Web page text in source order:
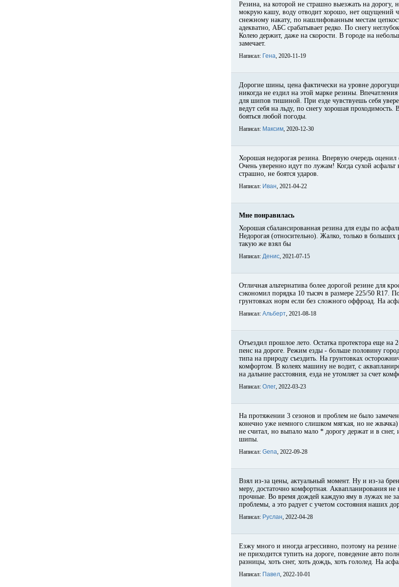
Резина, на которой не страшно выезжать на
мокрую кашу, воду отводит хорошо, нет ощущений
снежному накату, по нашлифованным местам
адекватно, АБС срабатывает редко. По снегу
Колею держит, даже на скорости. В городе на
замечает.
Написал: Гена, 2020-11-19
Дорогие шины, цена фактически на уровне
никогда не ездил на этой марке резины.
для шипов тишиной. При езде чувствуешь себя
ведут себя на льду, по снегу хорошая
бояться любой погоды.
Написал: Максим, 2020-12-30
Хорошая недорогая резина. Впервую очередь
Очень уверенно идут по лужам! Когда сухой
страшно, не боятся ударов.
Написал: Иван, 2021-04-22
Мне понравилась
Хорошая сбалансированная резина для езды по
Недорогая (относительно). Жалко, только в
такую же взял бы
Написал: Денис, 2021-07-15
Отличная альтернатива более дорогой резине для
сэкономил порядка 10 тысяч в размере 225/50 R17.
грунтовках норм если без сложного оффроад. На
Написал: Альберт, 2021-08-18
Отъездил прошлое лето. Остатка протектора еще на
пенс на дороге. Режим езды - больше половину
типа на природу съездить. На грунтовках
комфортом. В колеях машину не водит, с
на дальние расстояния, езда не утомляет за счет
Написал: Олег, 2022-03-23
На протяжении 3 сезонов и проблем не было
конечно уже немного слишком мягкая, но не
не считал, но выпало мало * дорогу держат и в
шипы.
Написал: Gena, 2022-09-28
Взял из-за цены, актуальный момент. Ну и из-за
меру, достаточно комфортная. Аквапланирования
прочные. Во время дождей каждую яму в лужах не
проблемы, а это радует с учетом состояния наших
Написал: Руслан, 2022-04-28
Езжу много и иногда агрессивно, поэтому на
не приходится тупить на дороге, поведение авто
разницы, хоть снег, хоть дождь, хоть гололед. На
Написал: Павел, 2022-10-01